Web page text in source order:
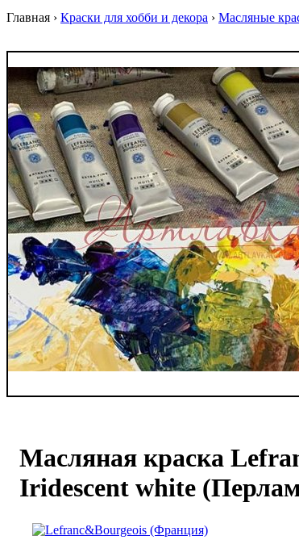
Главная › Краски для хобби и декора › Масляные
Масляная краска
Iridescent white